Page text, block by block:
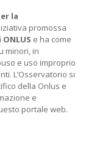
la
promossa
e ha come
minori, in
e uso improprio
L’Osservatorio si
della Onlus e
e
portale web.